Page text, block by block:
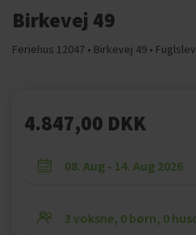
Birkevej 49
Feriehus 12047 • Birkevej 49 • Fuglslev
4.847,00 DKK